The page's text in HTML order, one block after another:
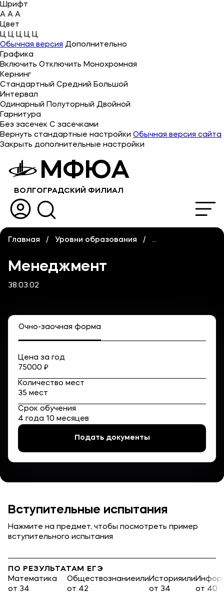
Шрифт
A A A
Цвет
Ц Ц Ц Ц Ц
Обычная версия Дополнительно
Графика
Включить Отключить Монохромная
Кернинг
Стандартный Средний Большой
Интервал
Одинарный Полуторный Двойной
Гарнитура
Без засечек С засечками
Вернуть стандартные настройки Обычная версия сайта
Закрыть дополнительные настройки
МФЮА
ВОЛГОГРАДСКИЙ ФИЛИАЛ
Об университете
Лицензии и документы
Сведения об образовательной организации
Абитуриенту
Музейно-выставочный центр МФЮА
Наука
Выпускникам
Карьера
Институт дополнительного образования
Уровни образования
Дополнительное образование
Медиа
Новости
Контакты
Банковские реквизиты
Карьера
Приемная комиссия
+7 (8442) 49-71-33
Полезное
Об образовательной организации
Главная Уровни образования Высшее
Менеджмент
38.03.02
Очно-заочная форма
Цена за год
75000 ₽
Количество мест
35 мест
Срок обучения
4 года 10 месяцев
Подать документы
Вступительные испытания
Нажмите на предмет, чтобы посмотреть пример
вступительного испытания
ПО РЕЗУЛЬТАТАМ ЕГЭ
Математика
от 34
Обществознание
от 42
илиИстория
от 34
или
от 40